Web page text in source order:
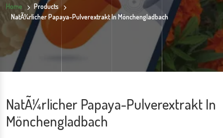
Home
Products
NatÃ¼rlicher Papaya-Pulverextrakt In Mönchengladbach
NatÃ¼rlicher Papaya-Pulverextrakt In
Mönchengladbach